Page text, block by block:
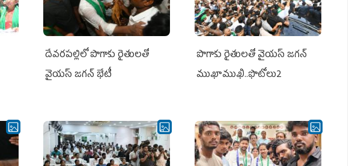
దేవరపల్లిలో పొగాకు రైతులతో
వైయస్ జగన్ భేటీ
పొగాకు రైతుల‌తో వైయ‌స్ జ‌గ‌న్
ముఖాముఖి..ఫొటోలు2